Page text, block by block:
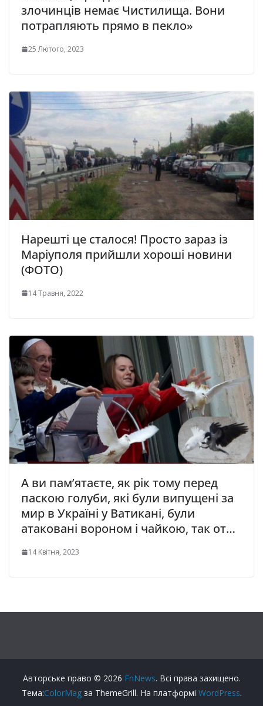
злочинців немає Чистилища. Вони
потрапляють прямо в пекло»
25 Лютого, 2023
Нарешті це сталося! Просто зараз із
Маріуполя прийшли хороші новини
(ФОТО)
14 Травня, 2022
А ви пaм’ятaєтe, як рік тому перед
паскою голуби, які були випущені за
миp в Україні у Ватикані, були
aтaкoвaнi вopoнoм і чайкою, так от…
14 Квітня, 2023
Авторське право © 2026 FnNews. Всі права захищено.
Тема:ColorMagза ThemeGrill. На платформі WordPress.